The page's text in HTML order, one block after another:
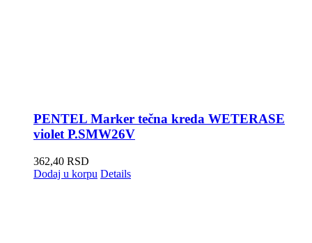
PENTEL Marker tečna kreda WETERASE
violet P.SMW26V
362,40 RSD
Dodaj u korpu Details